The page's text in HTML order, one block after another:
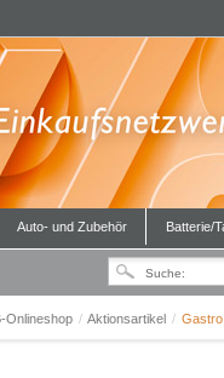
Auto- und Zubehör Batterie/
Onlineshop / Aktionsartikel /